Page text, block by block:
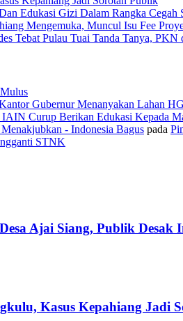
Edukasi Gizi Dalam Rangka
Mengemuka, Muncul Isu Fee
Tebat Pulau Tuai Tanda Tanya, PKN
Gubernur Menanyakan Lahan
Curup Berikan Edukasi Kepada
- Indonesia Bagus pada
STNK
Ajai Siang, Publik Desak
Kasus Kepahiang Jadi